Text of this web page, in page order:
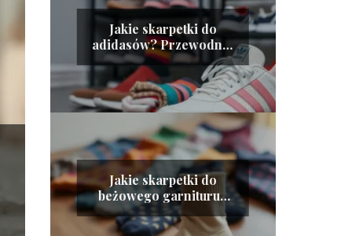
Jakie skarpetki do
adidasów? Przewodnik
po modnych
stylizacjach
Jakie skarpetki do
beżowego garnituru?
Oto najlepsze
propozycje!